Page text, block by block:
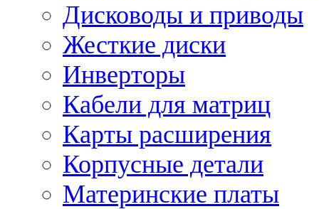
Дисководы и приводы
Жесткие диски
Инверторы
Кабели для матриц
Карты расширения
Корпусные детали
Материнские платы